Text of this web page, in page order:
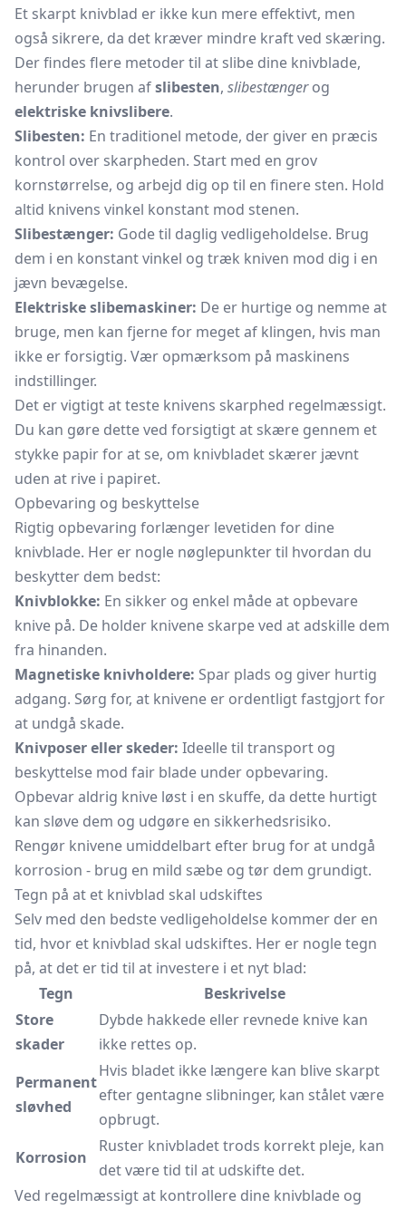
Et skarpt knivblad er ikke kun mere effektivt, men
også sikrere, da det kræver mindre kraft ved skæring.
Der findes flere metoder til at slibe dine knivblade,
herunder brugen afslibesten, slibestængerog
elektriske knivslibere.
Slibesten: En traditionel metode, der giver en præcis
kontrol over skarpheden. Start med en grov
kornstørrelse, og arbejd dig op til en finere sten. Hold
altid knivens vinkel konstant mod stenen.
Slibestænger: Gode til daglig vedligeholdelse. Brug
dem i en konstant vinkel og træk kniven mod dig i en
jævn bevægelse.
Elektriske slibemaskiner: De er hurtige og nemme at
bruge, men kan fjerne for meget af klingen, hvis man
ikke er forsigtig. Vær opmærksom på maskinens
indstillinger.
Det er vigtigt at teste knivens skarphed regelmæssigt.
Du kan gøre dette ved forsigtigt at skære gennem et
stykke papir for at se, om knivbladet skærer jævnt
uden at rive i papiret.
Opbevaring og beskyttelse
Rigtig opbevaring forlænger levetiden for dine
knivblade. Her er nogle nøglepunkter til hvordan du
beskytter dem bedst:
Knivblokke: En sikker og enkel måde at opbevare
knive på. De holder knivene skarpe ved at adskille dem
fra hinanden.
Magnetiske knivholdere: Spar plads og giver hurtig
adgang. Sørg for, at knivene er ordentligt fastgjort for
at undgå skade.
Knivposer eller skeder: Ideelle til transport og
beskyttelse mod fair blade under opbevaring.
Opbevar aldrig knive løst i en skuffe, da dette hurtigt
kan sløve dem og udgøre en sikkerhedsrisiko.
Rengør knivene umiddelbart efter brug for at undgå
korrosion - brug en mild sæbe og tør dem grundigt.
Tegn på at et knivblad skal udskiftes
Selv med den bedste vedligeholdelse kommer der en
tid, hvor et knivblad skal udskiftes. Her er nogle tegn
på, at det er tid til at investere i et nyt blad:
Tegn
Beskrivelse
Store
skader
Dybde hakkede eller revnede knive kan
ikke rettes op.
Permanent
sløvhed
Hvis bladet ikke længere kan blive skarpt
efter gentagne slibninger, kan stålet være
opbrugt.
Korrosion
Ruster knivbladet trods korrekt pleje, kan
det være tid til at udskifte det.
Ved regelmæssigt at kontrollere dine knivblade og